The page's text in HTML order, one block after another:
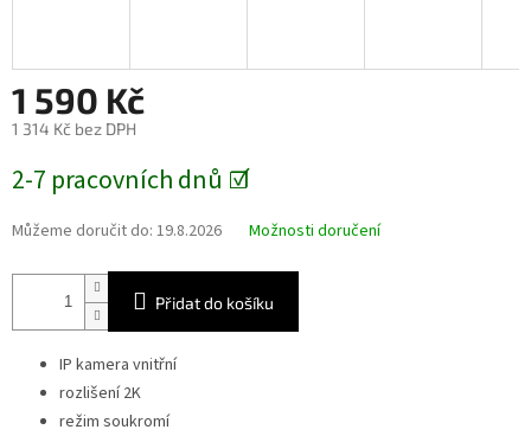
1 590 Kč
1 314 Kč bez DPH
cena:
2-7 pracovních dnů ☑️
Můžeme doručit do: 19.8.2026 Možnosti doručení
Přidat do košíku
IP kamera vnitřní
rozlišení 2K
režim soukromí